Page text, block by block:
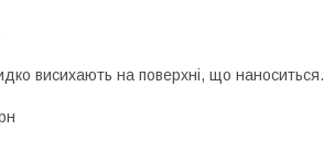
висихають на поверхні, що наноситься.